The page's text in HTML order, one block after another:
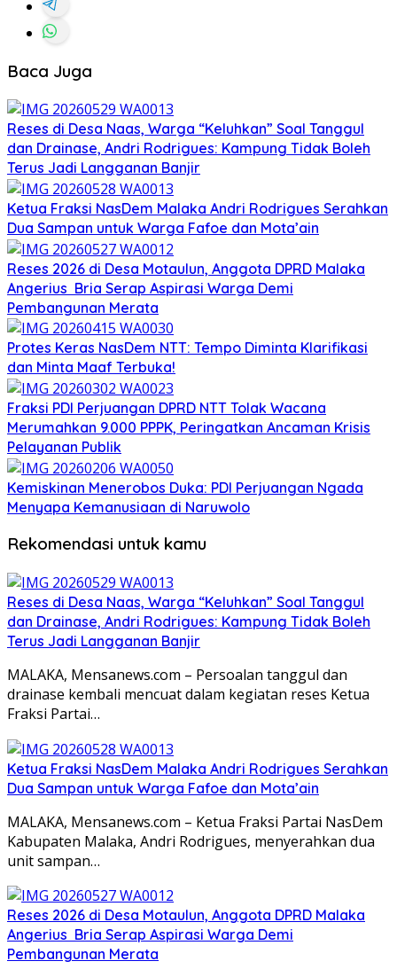
Baca Juga
Reses di Desa Naas, Warga “Keluhkan” Soal Tanggul
dan Drainase, Andri Rodrigues: Kampung Tidak Boleh
Terus Jadi Langganan Banjir
Ketua Fraksi NasDem Malaka Andri Rodrigues Serahkan
Dua Sampan untuk Warga Fafoe dan Mota’ain
Reses 2026 di Desa Motaulun, Anggota DPRD Malaka
Angerius Bria Serap Aspirasi Warga Demi
Pembangunan Merata
Protes Keras NasDem NTT: Tempo Diminta Klarifikasi
dan Minta Maaf Terbuka!
Fraksi PDI Perjuangan DPRD NTT Tolak Wacana
Merumahkan 9.000 PPPK, Peringatkan Ancaman Krisis
Pelayanan Publik
Kemiskinan Menerobos Duka: PDI Perjuangan Ngada
Menyapa Kemanusiaan di Naruwolo
Rekomendasi untuk kamu
Reses di Desa Naas, Warga “Keluhkan” Soal Tanggul
dan Drainase, Andri Rodrigues: Kampung Tidak Boleh
Terus Jadi Langganan Banjir
MALAKA, Mensanews.com – Persoalan tanggul dan
drainase kembali mencuat dalam kegiatan reses Ketua
Fraksi Partai…
Ketua Fraksi NasDem Malaka Andri Rodrigues Serahkan
Dua Sampan untuk Warga Fafoe dan Mota’ain
MALAKA, Mensanews.com – Ketua Fraksi Partai NasDem
Kabupaten Malaka, Andri Rodrigues, menyerahkan dua
unit sampan…
Reses 2026 di Desa Motaulun, Anggota DPRD Malaka
Angerius Bria Serap Aspirasi Warga Demi
Pembangunan Merata